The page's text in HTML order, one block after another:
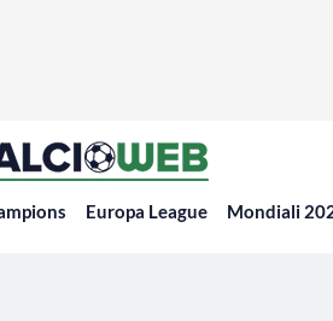
Europa League Mondiali